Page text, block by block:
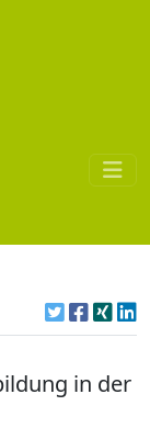
in der